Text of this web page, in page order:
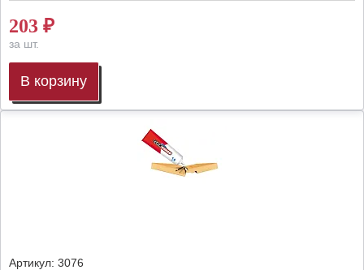
203 ₽
за шт.
В корзину
Артикул: 3076